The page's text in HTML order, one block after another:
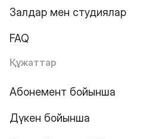
Залдар мен студиялар
FAQ
Құжаттар
Абонемент бойынша
Дүкен бойынша